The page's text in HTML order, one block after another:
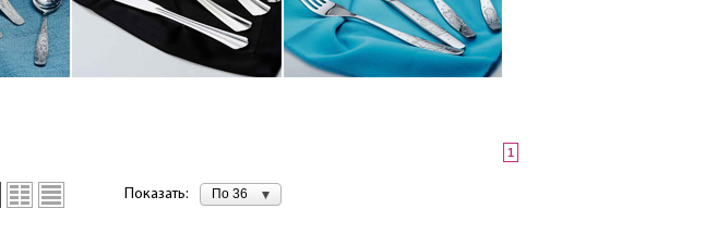
1
Показать: По 36